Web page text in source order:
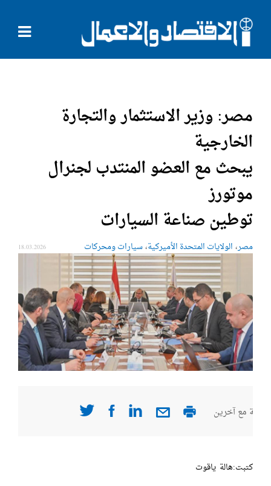
مصر: وزير الاستثمار والتجارة
الخارجية
يبحث مع العضو المنتدب لجنرال
موتورز
توطين صناعة السيارات
مصر، الولايات المتحدة الأميركية،سيارات ومحركات 18.03.2026
مع آخرين
كتبت:هالة ياقوت